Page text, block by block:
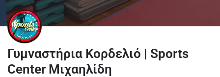
Γυμναστήρια Κορδελιό | Sports
Center Μιχαηλίδη